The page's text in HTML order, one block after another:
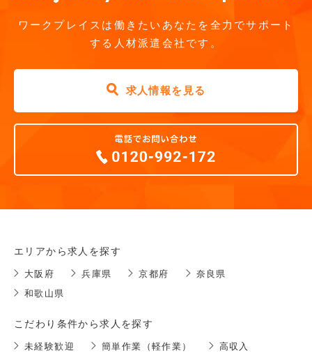
ワークプレイスは働きたいあなたを全力でサポート
する人材派遣会社です。
求人情報を見る
エリアから求人を探す
大阪府 兵庫県 京都府
奈良県
和歌山県
こだわり条件から求人を探す
未経験歓迎 簡単作業（軽作業）
高収入